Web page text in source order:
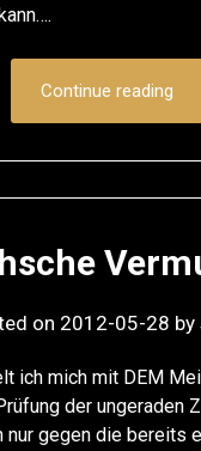
Continue reading
on 2012-05-28 by
ich mich mit DEM
der ungeraden
nur gegen die bereits